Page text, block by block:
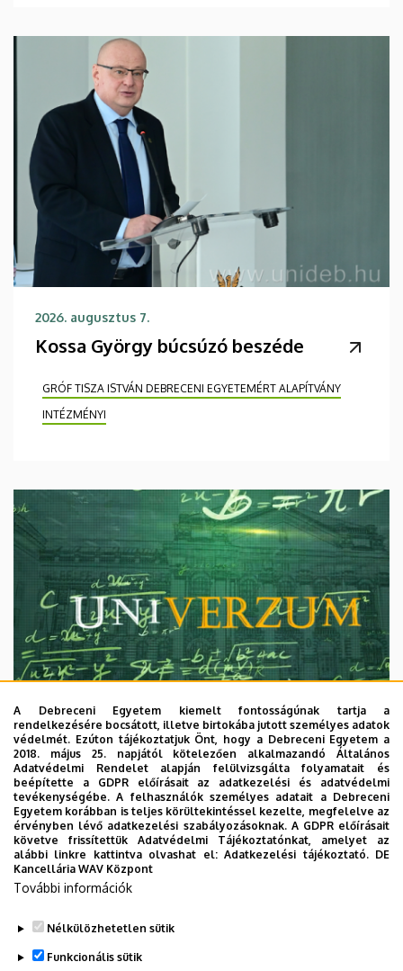
2026. augusztus 7.
Kossa György búcsúzó beszéde
GRÓF TISZA ISTVÁN DEBRECENI EGYETEMÉRT ALAPÍTVÁNY
INTÉZMÉNYI
2026. augusztus 7.
Univerzum: A Debreceni Egyetem
titkos receptjei
KUTATÁS TUDOMÁNY
A Debreceni Egyetem kiemelt fontosságúnak tartja a
rendelkezésére bocsátott, illetve birtokába jutott személyes adatok
védelmét. Ezúton tájékoztatjuk Önt, hogy a Debreceni Egyetem a
2018. május 25. napjától kötelezően alkalmazandó Általános
Adatvédelmi Rendelet alapján felülvizsgálta folyamatait és
beépítette a GDPR előírásait az adatkezelési és adatvédelmi
tevékenységébe. A felhasználók személyes adatait a Debreceni
Egyetem korábban is teljes körültekintéssel kezelte, megfelelve az
érvényben lévő adatkezelési szabályozásoknak. A GDPR előírásait
követve frissítettük Adatvédelmi Tájékoztatónkat, amelyet az
alábbi linkre kattintva olvashat el:Adatkezelési tájékoztató. DE
Kancellária WAV Központ
További információk
Nélkülözhetetlen sütik
Funkcionális sütik